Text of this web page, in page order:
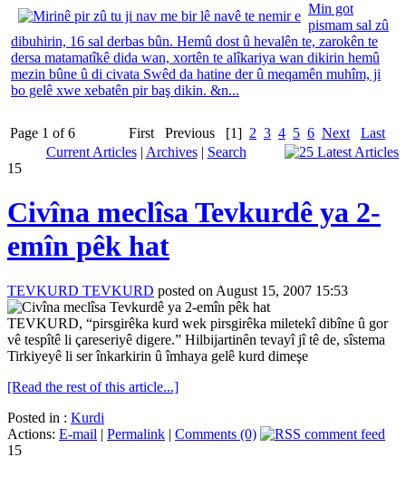
Min got
pismam sal zû
dibuhirin, 16 sal derbas bûn. Hemû dost û hevalên te, zarokên te
dersa matamatîkê dida wan, xortên te alîkariya wan dikirin hemû
mezin bûne û di civata Swêd da hatine der û meqamên muhîm, ji
bo gelê xwe xebatên pir baş dikin. &n...
Page 1 of 6 First Previous [1] 2 3 4 5 6 Next
Last
Current Articles| Archives| Search
15
Civîna meclîsa Tevkurdê ya 2-
emîn pêk hat
TEVKURD TEVKURD posted on August 15, 2007 15:53
TEVKURD, “pirsgirêka kurd wek pirsgirêka miletekî dibîne û gor
vê tespîtê li çareseriyê digere.” Hilbijartinên tevayî jî tê de, sîstema
Tirkiyeyê li ser înkarkirin û îmhaya gelê kurd dimeşe
[Read the rest of this article...]
Posted in : Kurdi
Actions: E-mail | Permalink | Comments (0)
15